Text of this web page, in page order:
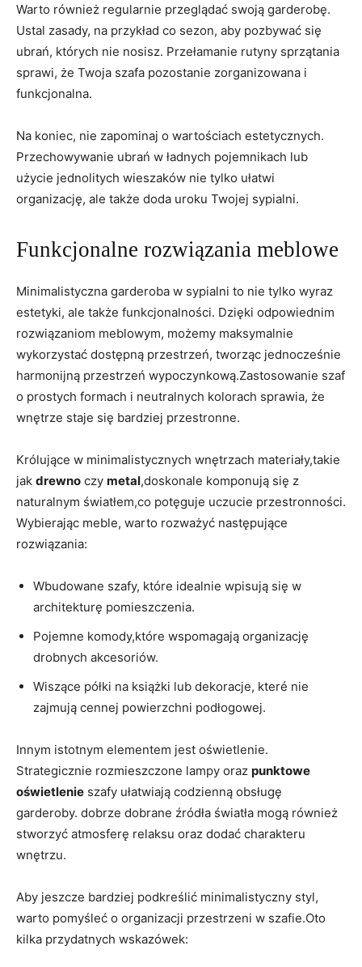
Warto również regularnie przeglądać swoją garderobę.
Ustal zasady, na przykład co sezon, aby pozbywać się
ubrań, których nie nosisz. Przełamanie rutyny sprzątania
sprawi, że Twoja szafa pozostanie zorganizowana i
funkcjonalna.
Na koniec, nie zapominaj o wartościach estetycznych.
Przechowywanie ubrań w ładnych pojemnikach lub
użycie jednolitych wieszaków nie tylko ułatwi
organizację, ale także doda uroku Twojej sypialni.
Funkcjonalne rozwiązania meblowe
Minimalistyczna garderoba w sypialni to nie tylko wyraz
estetyki, ale także funkcjonalności. Dzięki odpowiednim
rozwiązaniom meblowym, możemy maksymalnie
wykorzystać dostępną przestrzeń, tworząc jednocześnie
harmonijną przestrzeń wypoczynkową.Zastosowanie szaf
o prostych formach i neutralnych kolorach sprawia, że
wnętrze staje się bardziej przestronne.
Królujące w minimalistycznych wnętrzach materiały,takie
jak drewno czy metal,doskonale komponują się z
naturalnym światłem,co potęguje uczucie przestronności.
Wybierając meble, warto rozważyć następujące
rozwiązania:
Wbudowane szafy, które idealnie wpisują się w
architekturę pomieszczenia.
Pojemne komody,które wspomagają organizację
drobnych akcesoriów.
Wiszące półki na książki lub dekoracje, které nie
zajmują cennej powierzchni podłogowej.
Innym istotnym elementem jest oświetlenie.
Strategicznie rozmieszczone lampy oraz punktowe
oświetlenie szafy ułatwiają codzienną obsługę
garderoby. dobrze dobrane źródła światła mogą również
stworzyć atmosferę relaksu oraz dodać charakteru
wnętrzu.
Aby jeszcze bardziej podkreślić minimalistyczny styl,
warto pomyśleć o organizacji przestrzeni w szafie.Oto
kilka przydatnych wskazówek: